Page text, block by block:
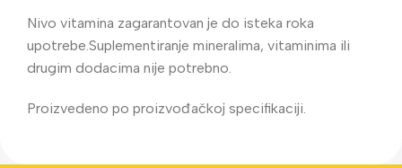
Nivo vitamina zagarantovan je do isteka roka
upotrebe.Suplementiranje mineralima, vitaminima ili
drugim dodacima nije potrebno.
Proizvedeno po proizvođačkoj specifikaciji.